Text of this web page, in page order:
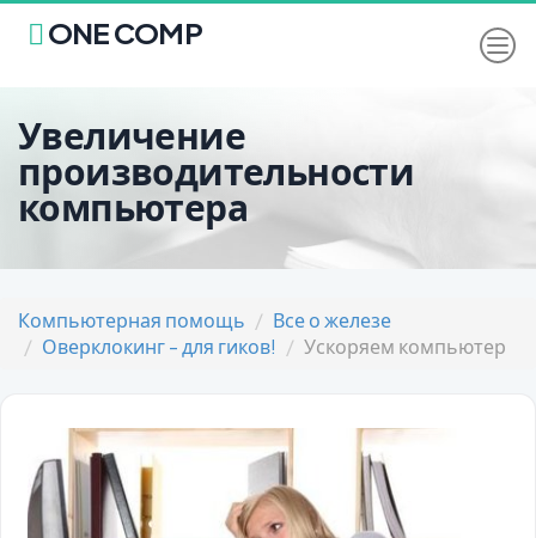
ONE COMP
Увеличение
производительности
компьютера
Компьютерная помощь
Все о железе
Оверклокинг - для гиков!
Ускоряем компьютер